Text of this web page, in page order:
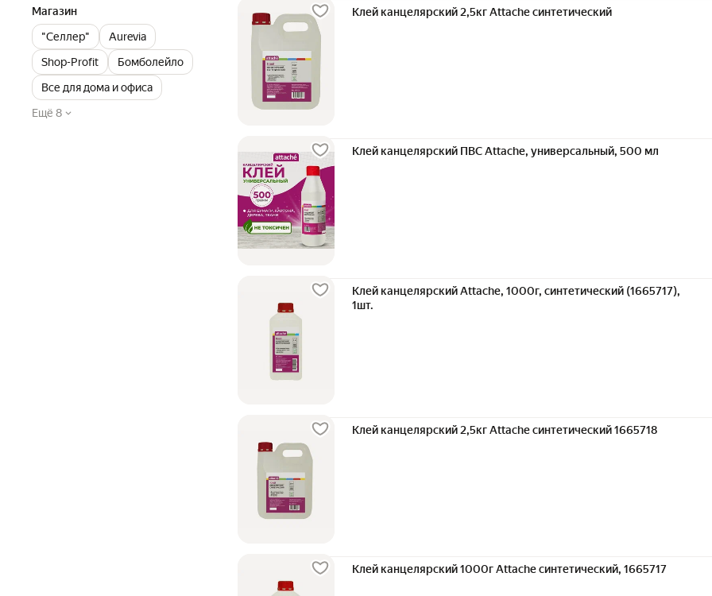
Магазин
"Селлер"
Aurevia
Shop-Profit
Бомболейло
Все для дома и офиса
Ещё 8
Клей канцелярский 2,5кг Attache синтетический
Клей канцелярский ПВС Attache, универсальный, 500 мл
Клей канцелярский Attache, 1000г, синтетический (1665717),
1шт.
Клей канцелярский 2,5кг Attache синтетический 1665718
Клей канцелярский 1000г Attache синтетический, 1665717